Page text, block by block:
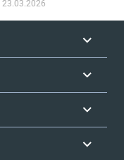
23.03.2026